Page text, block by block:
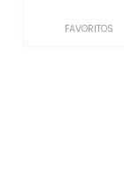
FAVORITOS